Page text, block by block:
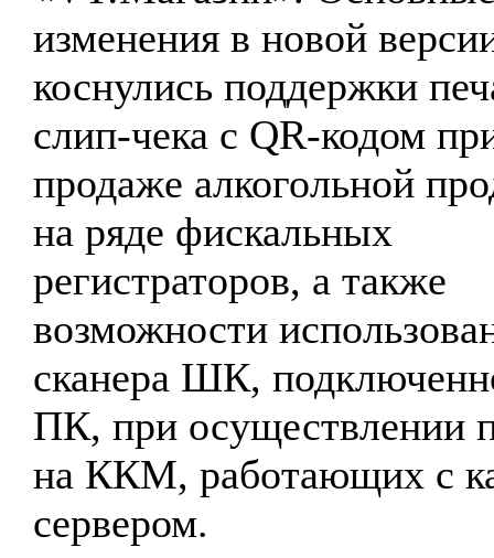
изменения в новой
коснулись поддержки
слип-чека с QR-кодом
продаже алкогольной
на ряде фискальных
регистраторов, а также
возможности
сканера ШК,
ПК, при осуществлении
на ККМ, работающих с
сервером.